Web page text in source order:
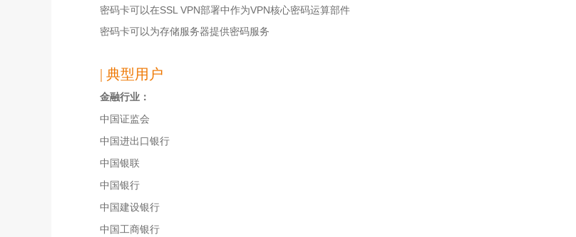
密码卡可以在SSL VPN部署中作为VPN核心密码运算部件
密码卡可以为存储服务器提供密码服务
| 典型用户
金融行业：
中国证监会
中国进出口银行
中国银联
中国银行
中国建设银行
中国工商银行